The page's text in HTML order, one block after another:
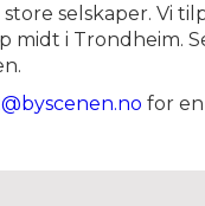
selskaper. Vi
midt i Trondheim.
for